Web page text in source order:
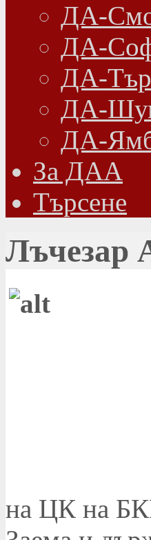
ДА-
ДА-
ДА-
ДА-
ДА-
Зa ДАА
Търсене
Лъчезар
на ЦК на